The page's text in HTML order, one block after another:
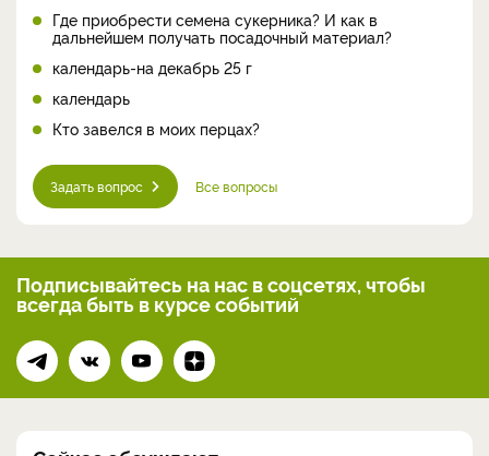
Где приобрести семена сукерника? И как в
дальнейшем получать посадочный материал?
календарь-на декабрь 25 г
календарь
Кто завелся в моих перцах?
Задать вопрос Все вопросы
Подписывайтесь на нас в соцсетях, чтобы
всегдабыть в курсе событий